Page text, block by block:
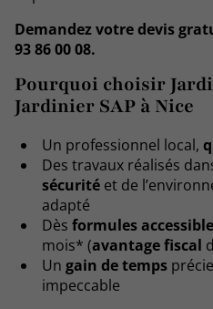
Demandez votre devis
93 86 00 08.
Pourquoi choisir
Jardinier SAP à Nice
Un professionnel local,
Des travaux réalisés
sécurité et de
adapté
Dès formules
mois* (avantage fiscal
Un gain de temps
impeccable